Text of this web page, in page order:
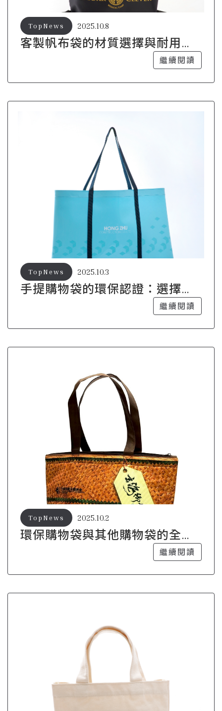
客製帆布袋的材質選擇與耐用性
2025.10.8
TopNews
繼續閱讀
手提購物袋的環保認證：選擇對
2025.10.3
TopNews
繼續閱讀
環保購物袋與其他購物袋的全面
2025.10.2
TopNews
繼續閱讀